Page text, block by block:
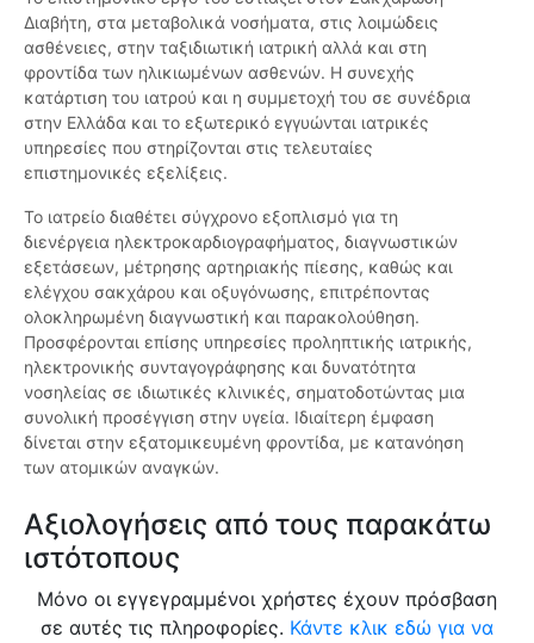
Διαβήτη, στα μεταβολικά νοσήματα, στις λοιμώδεις
ασθένειες, στην ταξιδιωτική ιατρική αλλά και στη
φροντίδα των ηλικιωμένων ασθενών. Η συνεχής
κατάρτιση του ιατρού και η συμμετοχή του σε συνέδρια
στην Ελλάδα και το εξωτερικό εγγυώνται ιατρικές
υπηρεσίες που στηρίζονται στις τελευταίες
επιστημονικές εξελίξεις.
Το ιατρείο διαθέτει σύγχρονο εξοπλισμό για τη
διενέργεια ηλεκτροκαρδιογραφήματος, διαγνωστικών
εξετάσεων, μέτρησης αρτηριακής πίεσης, καθώς και
ελέγχου σακχάρου και οξυγόνωσης, επιτρέποντας
ολοκληρωμένη διαγνωστική και παρακολούθηση.
Προσφέρονται επίσης υπηρεσίες προληπτικής ιατρικής,
ηλεκτρονικής συνταγογράφησης και δυνατότητα
νοσηλείας σε ιδιωτικές κλινικές, σηματοδοτώντας μια
συνολική προσέγγιση στην υγεία. Ιδιαίτερη έμφαση
δίνεται στην εξατομικευμένη φροντίδα, με κατανόηση
των ατομικών αναγκών.
Αξιολογήσεις από τους παρακάτω
ιστότοπους
Μόνο οι εγγεγραμμένοι χρήστες έχουν πρόσβαση
σε αυτές τις πληροφορίες. Κάντε κλικ εδώ για να